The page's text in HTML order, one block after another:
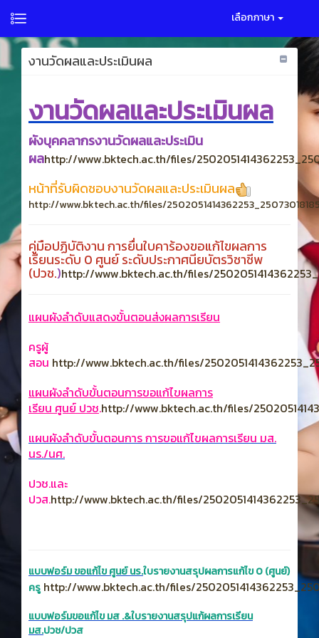
เลือกภาษา
งานวัดผลและประเมินผล
งานวัดผลและประเมินผล
ผังบุคคลากรงานวัดผลและประเมิน
ผลhttp://www.bktech.ac.th/files/
หน้าที่รับผิดชอบงานวัดผลและประเมินผล
http://www.bktech.ac.th/files/
คู่มือปฏิบัติงาน การยื่นใบคาร้องขอแก้ไขผลการ
เรียนระดับ 0 ศูนย์ ระดับประกาศนียบัตรวิชาชีพ
(ปวช.)http://www.bktech.ac.th/files/
แผนผังลำดับแสดงขั้นตอนส่งผลการเรียน
ครูผู้
สอน http://www.bktech.ac.th/files/
แผนผังลำดับขั้นตอนการขอแก้ไขผลการ
เรียน ศูนย์ ปวช.http://www.bktech.ac.th/files/
แผนผังลำดับขั้นตอนการ การขอแก้ไขผลการเรียน มส.
นร./นศ.
ปวช.และ
ปวส.http://www.bktech.ac.th/files/
แบบฟอร์ม ขอแก้ไข ศูนย์ นร.ใบรายงานสรุปผลการแก้ไข 0 (ศูนย์)
ครู http://www.bktech.ac.th/files/
แบบฟอร์มขอแก้ไข มส .&ใบรายงานสรุปแก้ผลการเรียน
มส.ปวช/ปวส